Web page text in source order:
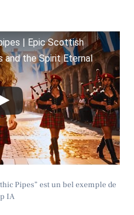
| Epic Scottish
and the Spirit Eternal
Pipes” est un bel exemple de
IA